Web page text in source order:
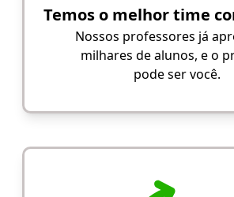
Temos o melhor time
Nossos professores já
milhares de alunos, e o
pode ser você.